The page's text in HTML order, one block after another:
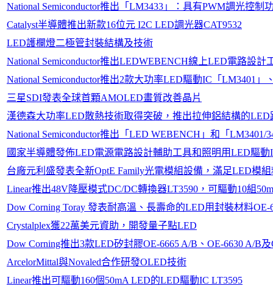
National Semiconductor推出「LM3433」：具有PWM調光控
Catalyst半導體推出新款16位元 I2C LED調光器CAT9532
LED護欄燈二極管封裝結構及技術
National Semiconductor推出LEDWEBENCH線上LED電路設計
National Semiconductor推出2款大功率LED驅動IC「LM3401」
三星SDI發表全球首顆AMOLED畫質改善晶片
漢德森大功率LED散熱技術取得突破，推出拉伸鋁結構的LED
National Semiconductor推出「LED WEBENCH」和「LM3401/
國家半導體發佈LED電源電路設計輔助工具和照明用LED驅
台廠元利盛發表全新OptE Family光電模組設備，滿足LED模
Linear推出48V降壓模式DC/DC轉換器LT3590，可驅動10組
Dow Corning Toray 發表耐高溫、長壽命的LED用封裝材料
Crystalplex獲22萬美元資助，開發量子點LED
Dow Corning推出3款LED矽封膠OE-6665 A/B、OE-6630 A/B及
ArcelorMittal與Novaled合作研發OLED技術
Linear推出可驅動160個50mA LED的LED驅動IC LT3595